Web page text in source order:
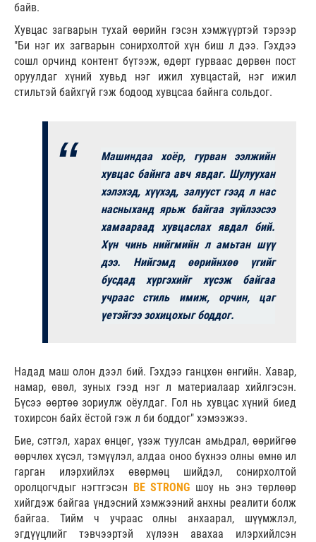
байв.
Хувцас загварын тухай өөрийн гэсэн хэмжүүртэй тэрээр
"Би нэг их загварын сонирхолтой хүн биш л дээ. Гэхдээ
сошл орчинд контент бүтээж, өдөрт гурваас дөрвөн пост
оруулдаг хүний хувьд нэг ижил хувцастай, нэг ижил
стильтэй байхгүй гэж бодоод хувцсаа байнга сольдог.
Машиндаа хоёр, гурван ээлжийн
хувцас байнга авч явдаг. Шулуухан
хэлэхэд, хүүхэд, залууст гээд л нас
насныханд ярьж байгаа зүйлээсээ
хамаараад хувцаслах явдал бий.
Хүн чинь нийгмийн л амьтан шүү
дээ. Нийгэмд өөрийнхөө үгийг
бусдад хүргэхийг хүсэж байгаа
учраас стиль имиж, орчин, цаг
үетэйгээ зохицохыг боддог.
Надад маш олон дээл бий. Гэхдээ ганцхөн өнгийн. Хавар,
намар, өвөл, зуных гээд нэг л материалаар хийлгэсэн.
Бүсээ өөртөө зориулж оёулдаг. Гол нь хувцас хүний биед
тохирсон байх ёстой гэж л би боддог" хэмээжээ.
Бие, сэтгэл, харах өнцөг, үзэж туулсан амьдрал, өөрийгөө
өөрчлөх хүсэл, тэмүүлэл, алдаа оноо бүхнээ олны өмнө ил
гарган илэрхийлэх өвөрмөц шийдэл, сонирхолтой
оролцогчдыг нэгтгэсэн
BE STRONG шоу нь энэ төрлөөр
хийгдэж байгаа үндэсний хэмжээний анхны реалити болж
байгаа. Тийм ч учраас олны анхаарал, шүүмжлэл,
эгдүүцлийг тэвчээртэй хүлээн авахаа илэрхийлсэн